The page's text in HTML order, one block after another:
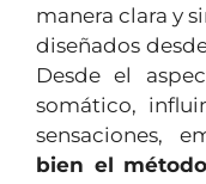
manera clara y
diseñados
Desde el
somático,
sensaciones,
bien el